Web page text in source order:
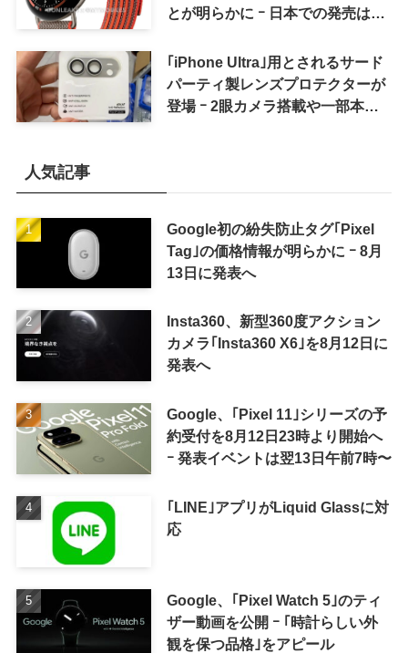
とが明らかに ｰ 日本での発売は期
｢iPhone Ultra｣用とされるサード
パーティ製レンズプロテクターが
登場 ｰ 2眼カメラ搭載や一部本体
人気記事
Google初の紛失防止タグ｢Pixel
Tag｣の価格情報が明らかに ｰ 8月
13日に発表へ
Insta360、新型360度アクション
カメラ｢Insta360 X6｣を8月12日に
発表へ
Google、｢Pixel 11｣シリーズの予
約受付を8月12日23時より開始へ
ｰ 発表イベントは翌13日午前7時〜
｢LINE｣アプリがLiquid Glassに対
応
Google、｢Pixel Watch 5｣のティ
ザー動画を公開 ｰ ｢時計らしい外
観を保つ品格｣をアピール